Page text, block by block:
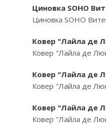
Циновка SOHO
Циновка SOHO
Ковер "Лайла де
Ковер "Лайла де
Ковер "Лайла де
Ковер "Лайла де
Ковер "Лайла де
Ковер "Лайла де